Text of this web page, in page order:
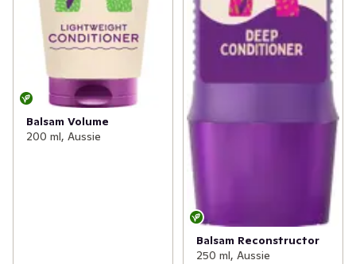
Balsam Volume
200 ml, Aussie
Balsam Reconstructor
250 ml, Aussie